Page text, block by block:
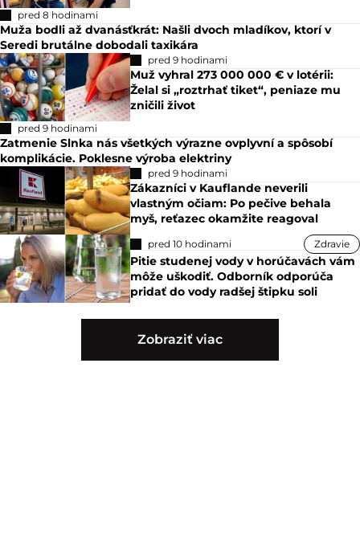
pred 8 hodinami
Muža bodli až dvanásťkrát: Našli dvoch mladíkov, ktorí v
Seredi brutálne dobodali taxikára
pred 9 hodinami
Muž vyhral 273 000 000 € v lotérii:
Želal si „roztrhať tiket“, peniaze mu
zničili život
pred 9 hodinami
Zatmenie Slnka nás všetkých výrazne ovplyvní a spôsobí
komplikácie. Poklesne výroba elektriny
pred 9 hodinami
Zákazníci v Kauflande neverili
vlastným očiam: Po pečive behala
myš, reťazec okamžite reagoval
pred 10 hodinami Zdravie
Pitie studenej vody v horúčavách vám
môže uškodiť. Odborník odporúča
pridať do vody radšej štipku soli
Zobraziť viac